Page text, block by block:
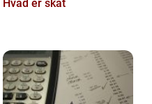
Hvad er skat